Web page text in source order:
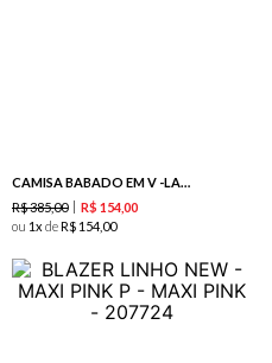
CAMISA BABADO EM V -LARANJA
R$385,00 R$ 15400
ou 1 deR$ 154 00